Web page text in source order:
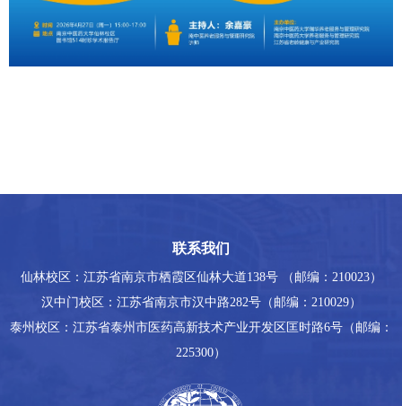
联系我们
仙林校区：江苏省南京市栖霞区仙林大道138号 （邮编：210023）
汉中门校区：江苏省南京市汉中路282号（邮编：210029）
泰州校区：江苏省泰州市医药高新技术产业开发区匡时路6号（邮编：
225300）